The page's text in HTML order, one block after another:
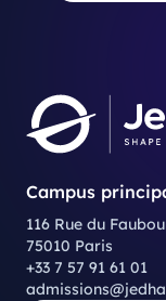
Campus
116 Rue du
75010 Paris
+33 7 57 91 61 01